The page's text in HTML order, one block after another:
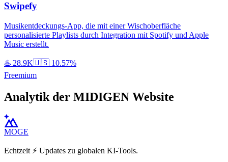
Swipefy
Musikentdeckungs-App, die mit einer Wischoberfläche
personalisierte Playlists durch Integration mit Spotify und Apple
Music erstellt.
♨️ 28.9K🇺🇸 10.57%
Freemium
Analytik der MIDIGEN Website
MOGE
Echtzeit ⚡️ Updates zu globalen KI-Tools.